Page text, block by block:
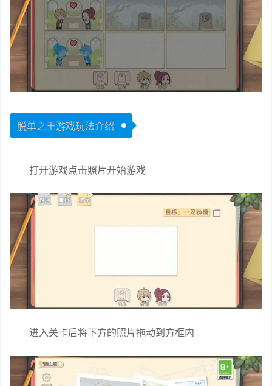
脱单之王游戏玩法介绍
打开游戏点击照片开始游戏
进入关卡后将下方的照片拖动到方框内